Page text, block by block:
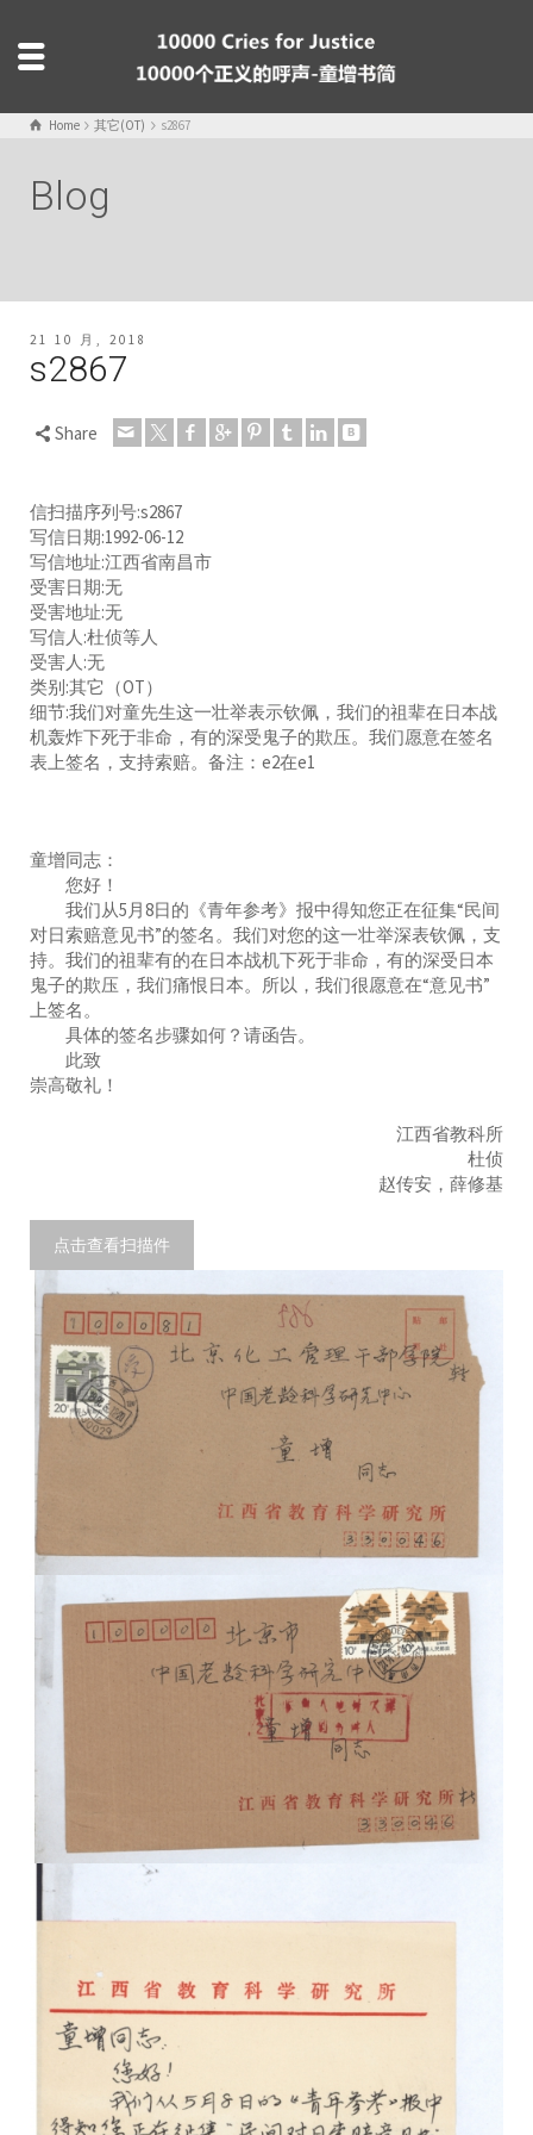
Home 其它(OT) s2867
Blog
21 10 月, 2018
s2867
Share
信扫描序列号:s2867
写信日期:1992-06-12
写信地址:江西省南昌市
受害日期:无
受害地址:无
写信人:杜侦等人
受害人:无
类别:其它（OT）
细节:我们对童先生这一壮举表示钦佩，我们的祖辈在日本战
机轰炸下死于非命，有的深受鬼子的欺压。我们愿意在签名
表上签名，支持索赔。备注：e2在e1
童增同志：
您好！
我们从5月8日的《青年参考》报中得知您正在征集“民间
对日索赔意见书”的签名。我们对您的这一壮举深表钦佩，支
持。我们的祖辈有的在日本战机下死于非命，有的深受日本
鬼子的欺压，我们痛恨日本。所以，我们很愿意在“意见书”
上签名。
具体的签名步骤如何？请函告。
此致
崇高敬礼！
江西省教科所
杜侦
赵传安，薛修基